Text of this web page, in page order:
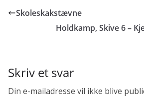
o
e
lr
Skoleskakstævne
Holdkamp, Skive 6 –
Skriv et svar
Din e-mailadresse vil ikke blive